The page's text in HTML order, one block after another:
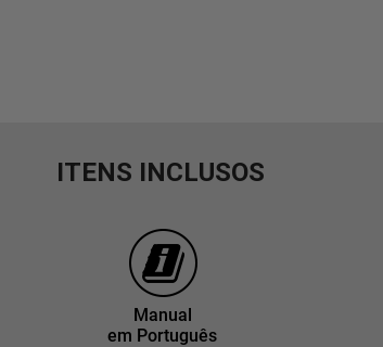
ITENS INCLUSOS
Manual
em Português